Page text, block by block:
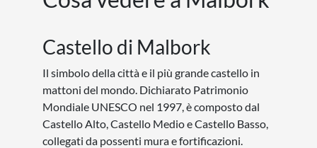
Castello di Malbork
Il simbolo della città e il più grande castello in
mattoni del mondo. Dichiarato Patrimonio
Mondiale UNESCO nel 1997, è composto dal
Castello Alto, Castello Medio e Castello Basso,
collegati da possenti mura e fortificazioni.